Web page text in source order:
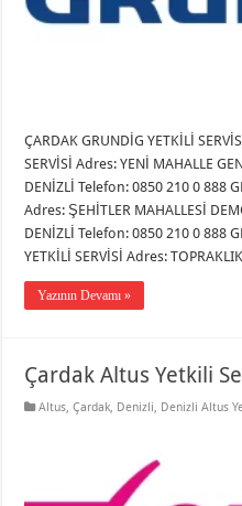
ÇARDAK GRUNDİG YETKİLİ
SERVİSİ Adres: YENİ MAHALLE
DENİZLİ Telefon: 0850 210 0 888
Adres: ŞEHİTLER MAHALLESİ
DENİZLİ Telefon: 0850 210 0 888
YETKİLİ SERVİSİ Adres:
Yazının Devamı »
Çardak Altus Yetkili
Altus,Çardak, Denizli, Denizli Altus